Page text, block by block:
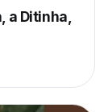
a Ditinha,